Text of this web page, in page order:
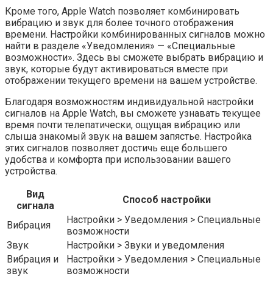
Кроме того, Apple Watch позволяет комбинировать
вибрацию и звук для более точного отображения
времени. Настройки комбинированных сигналов можно
найти в разделе «Уведомления» — «Специальные
возможности». Здесь вы сможете выбрать вибрацию и
звук, которые будут активироваться вместе при
отображении текущего времени на вашем устройстве.
Благодаря возможностям индивидуальной настройки
сигналов на Apple Watch, вы сможете узнавать текущее
время почти телепатически, ощущая вибрацию или
слыша знакомый звук на вашем запястье. Настройка
этих сигналов позволяет достичь еще большего
удобства и комфорта при использовании вашего
устройства.
Вид
сигнала
Способ настройки
Вибрация
Настройки > Уведомления > Специальные
возможности
Звук
Настройки > Звуки и уведомления
Вибрация и
звук
Настройки > Уведомления > Специальные
возможности